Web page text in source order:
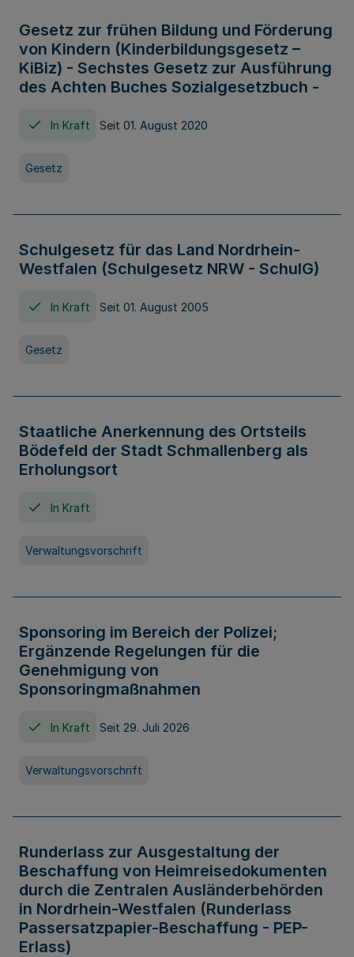
Gesetz zur frühen Bildung und Förderung
von Kindern (Kinderbildungsgesetz –
KiBiz) - Sechstes Gesetz zur Ausführung
des Achten Buches Sozialgesetzbuch -
In Kraft Seit 01. August 2020
Gesetz
Schulgesetz für das Land Nordrhein-
Westfalen (Schulgesetz NRW - SchulG)
In Kraft Seit 01. August 2005
Gesetz
Staatliche Anerkennung des Ortsteils
Bödefeld der Stadt Schmallenberg als
Erholungsort
In Kraft
Verwaltungsvorschrift
Sponsoring im Bereich der Polizei;
Ergänzende Regelungen für die
Genehmigung von
Sponsoringmaßnahmen
In Kraft Seit 29. Juli 2026
Verwaltungsvorschrift
Runderlass zur Ausgestaltung der
Beschaffung von Heimreisedokumenten
durch die Zentralen Ausländerbehörden
in Nordrhein-Westfalen (Runderlass
Passersatzpapier-Beschaffung - PEP-
Erlass)